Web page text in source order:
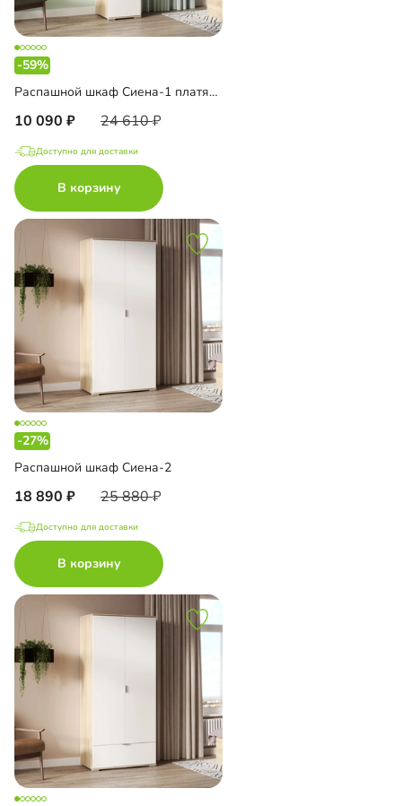
-59%
Распашной шкаф Сиена-1 платяной
10 090 24 610
Доступно для доставки
В корзину
-27%
Распашной шкаф Сиена-2
18 890 25 880
Доступно для доставки
В корзину